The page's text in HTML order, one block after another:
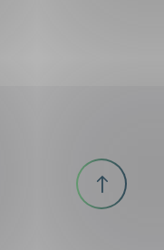
Til
toppen